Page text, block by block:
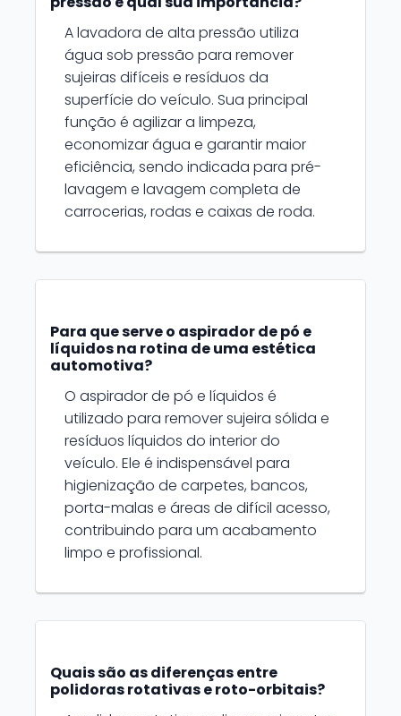
A lavadora de alta pressão utiliza
água sob pressão para remover
sujeiras difíceis e resíduos da
superfície do veículo. Sua principal
função é agilizar a limpeza,
economizar água e garantir maior
eficiência, sendo indicada para pré-
lavagem e lavagem completa de
carrocerias, rodas e caixas de roda.
Para que serve o aspirador de pó e
líquidos na rotina de uma estética
automotiva?
O aspirador de pó e líquidos é
utilizado para remover sujeira sólida e
resíduos líquidos do interior do
veículo. Ele é indispensável para
higienização de carpetes, bancos,
porta-malas e áreas de difícil acesso,
contribuindo para um acabamento
limpo e profissional.
Quais são as diferenças entre
polidoras rotativas e roto-orbitais?